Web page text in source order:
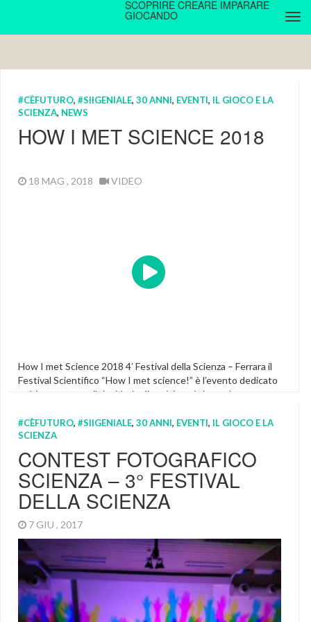
SCOPRIRE CREARE IMPARARE
GIOCANDO
#CÈFUTURO, #SIIGENIALE, 30 ANNI, EVENTI, IL GIOCO E LA
SCIENZA, NEWS
HOW I MET SCIENCE 2018
18 MAG , 2018 VIDEO
How I met Science 2018 4′ Festival della Scienza – Ferrara il
Festival Scientifico “How I met science!” è l’evento dedicato
a chiunque nutra il desiderio di avvicinarsi al mondo
sfide di intelligenza! How I met science è particolarmente
indicato per i ragazzi in età scolare ed ai […]
Arduino,Coderdojo Esperimenti,Featured,Laboratori
Scientifici Per Bambini
,Laboratori Scientifici Per Ragazzi
Scienza
#CÈFUTURO, #SIIGENIALE, 30 ANNI, EVENTI, IL GIOCO E LA
SCIENZA
CONTEST FOTOGRAFICO
SCIENZA – 3° FESTIVAL
DELLA SCIENZA
7 GIU , 2017